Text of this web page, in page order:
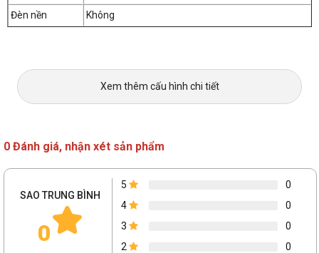
Đèn nền Không
Xem thêm cấu hình chi tiết
0 Đánh giá, nhận xét sản phẩm
SAO TRUNG BÌNH
0
5
0
4
0
3
0
2
0